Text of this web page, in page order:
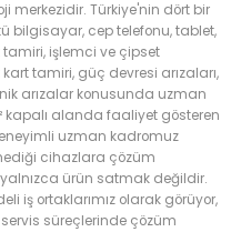
merkezidir. Türkiye'nin dört bir
bilgisayar, cep telefonu, tablet,
işlemci ve çipset
tamiri, güç devresi arızaları,
arızalar konusunda uzman
kapalı alanda faaliyet gösteren
uzman kadromuz
cihazlara çözüm
ürün satmak değildir.
iş ortaklarımız olarak görüyor,
süreçlerinde çözüm